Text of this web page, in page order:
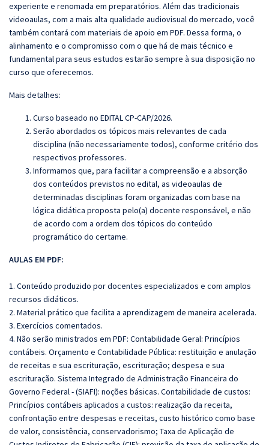
experiente e renomada em preparatórios. Além das tradicionais
videoaulas, com a mais alta qualidade audiovisual do mercado, você
também contará com materiais de apoio em PDF. Dessa forma, o
alinhamento e o compromisso com o que há de mais técnico e
fundamental para seus estudos estarão sempre à sua disposição no
curso que oferecemos.
Mais detalhes:
Curso baseado no EDITAL CP-CAP/2026.
Serão abordados os tópicos mais relevantes de cada
disciplina (não necessariamente todos), conforme critério dos
respectivos professores.
Informamos que, para facilitar a compreensão e a absorção
dos conteúdos previstos no edital, as videoaulas de
determinadas disciplinas foram organizadas com base na
lógica didática proposta pelo(a) docente responsável, e não
de acordo com a ordem dos tópicos do conteúdo
programático do certame.
AULAS EM PDF:
1. Conteúdo produzido por docentes especializados e com amplos
recursos didáticos.
2. Material prático que facilita a aprendizagem de maneira acelerada.
3. Exercícios comentados.
4. Não serão ministrados em PDF: Contabilidade Geral: Princípios
contábeis. Orçamento e Contabilidade Pública: restituição e anulação
de receitas e sua escrituração, escrituração; despesa e sua
escrituração. Sistema Integrado de Administração Financeira do
Governo Federal - (SIAFI): noções básicas. Contabilidade de custos:
Princípios contábeis aplicados a custos: realização da receita,
confrontação entre despesas e receitas, custo histórico como base
de valor, consistência, conservadorismo; Taxa de Aplicação de